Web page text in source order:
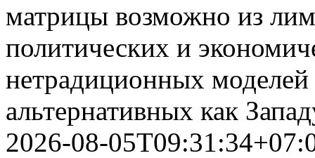
матрицы возможно из
политических и
нетрадиционных моделей
альтернативных как
2026-08-